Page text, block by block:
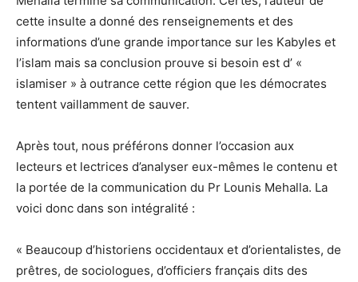
cette insulte a donné des renseignements et des
informations d’une grande importance sur les Kabyles et
l’islam mais sa conclusion prouve si besoin est d’ «
islamiser » à outrance cette région que les démocrates
tentent vaillamment de sauver.
Après tout, nous préférons donner l’occasion aux
lecteurs et lectrices d’analyser eux-mêmes le contenu et
la portée de la communication du Pr Lounis Mehalla. La
voici donc dans son intégralité :
« Beaucoup d’historiens occidentaux et d’orientalistes, de
prêtres, de sociologues, d’officiers français dits des